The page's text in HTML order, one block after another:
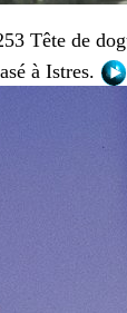
Tête de
à Istres.